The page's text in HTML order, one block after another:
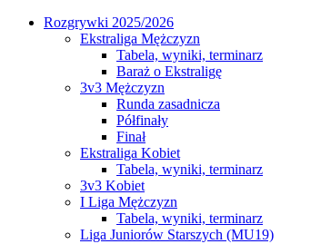
Rozgrywki 2025/2026
Ekstraliga Mężczyzn
Tabela, wyniki, terminarz
Baraż o Ekstraligę
3v3 Mężczyzn
Runda zasadnicza
Półfinały
Finał
Ekstraliga Kobiet
Tabela, wyniki, terminarz
3v3 Kobiet
I Liga Mężczyzn
Tabela, wyniki, terminarz
Liga Juniorów Starszych (MU19)